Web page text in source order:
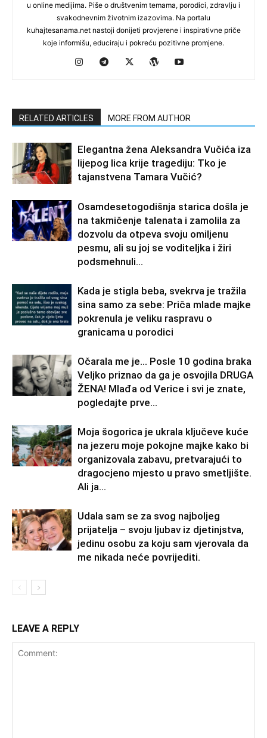
u online medijima. Piše o društvenim temama, porodici, zdravlju i
svakodnevnim životnim izazovima. Na portalu
kuhajtesanama.net nastoji donijeti provjerene i inspirativne priče
koje informišu, educiraju i pokreću pozitivne promjene.
RELATED ARTICLES MORE FROM AUTHOR
Elegantna žena Aleksandra Vučića iza
lijepog lica krije tragediju: Tko je
tajanstvena Tamara Vučić?
Osamdesetogodišnja starica došla je
na takmičenje talenata i zamolila za
dozvolu da otpeva svoju omiljenu
pesmu, ali su joj se voditeljka i žiri
podsmehnuli...
Kada je stigla beba, svekrva je tražila
sina samo za sebe: Priča mlade majke
pokrenula je veliku raspravu o
granicama u porodici
Očarala me je… Posle 10 godina braka
Veljko priznao da ga je osvojila DRUGA
ŽENA! Mlađa od Verice i svi je znate,
pogledajte prve...
Moja šogorica je ukrala ključeve kuće
na jezeru moje pokojne majke kako bi
organizovala zabavu, pretvarajući to
dragocjeno mjesto u pravo smetljište.
Ali ja...
Udala sam se za svog najboljeg
prijatelja – svoju ljubav iz djetinjstva,
jedinu osobu za koju sam vjerovala da
me nikada neće povrijediti.
LEAVE A REPLY